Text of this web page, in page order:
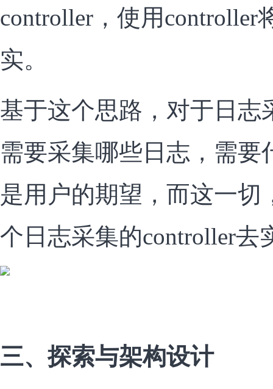
controller，使用controller
实。
基于这个思路，对于日志
需要采集哪些日志，需要
是用户的期望，而这一切
个日志采集的controller去
三、探索与架构设计